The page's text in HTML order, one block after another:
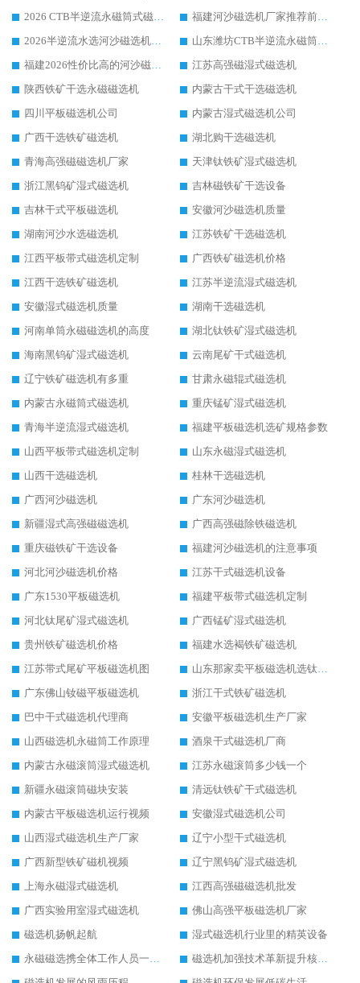
2026 CTB半逆流永磁筒式磁选机厂家如何选择，选华体会手机网页版-华体会(中国) 原因，硬核实测不踩坑指南
福建河沙磁选机厂家推荐前三，华体会手机网页版-华体会(中国) 磁选机解锁资源利用新路径
2026半逆流水选河沙磁选机生产厂家：解锁河沙分选高效新路径
山东潍坊CTB半逆流永磁筒式河沙磁选机生产厂家如何高效除铁提纯
福建2026性价比高的河沙磁选机生产厂家工作原理(通俗 + 专业双版，适配产品文案/介绍使用)
江苏高强磁湿式磁选机
陕西铁矿干选永磁磁选机
内蒙古干式干选磁选机
四川平板磁选机公司
内蒙古湿式磁选机公司
广西干选铁矿磁选机
湖北购干选磁选机
青海高强磁磁选机厂家
天津钛铁矿湿式磁选机
浙江黑钨矿湿式磁选机
吉林磁铁矿干选设备
吉林干式平板磁选机
安徽河沙磁选机质量
湖南河沙水选磁选机
江苏铁矿干选磁选机
江西平板带式磁选机定制
广西铁矿磁选机价格
江西干选铁矿磁选机
江苏半逆流湿式磁选机
安徽湿式磁选机质量
湖南干选磁选机
河南单筒永磁磁选机的高度
湖北钛铁矿湿式磁选机
海南黑钨矿湿式磁选机
云南尾矿干式磁选机
辽宁铁矿磁选机有多重
甘肃永磁辊式磁选机
内蒙古永磁筒式磁选机
重庆锰矿湿式磁选机
青海半逆流湿式磁选机
福建平板磁选机选矿规格参数
山西平板带式磁选机定制
山东永磁湿式磁选机
山西干选磁选机
桂林干选磁选机
广西河沙磁选机
广东河沙磁选机
新疆湿式高强磁磁选机
广西高强磁除铁磁选机
重庆磁铁矿干选设备
福建河沙磁选机的注意事项
河北河沙磁选机价格
江苏干式磁选机设备
广东1530平板磁选机
福建平板带式磁选机定制
河北钛尾矿湿式磁选机
广西锰矿湿式磁选机
贵州铁矿磁选机价格
福建水选褐铁矿磁选机
江苏带式尾矿平板磁选机图
山东那家卖平板磁选机选钛矿用
广东佛山钕磁平板磁选机
浙江干式铁矿磁选机
巴中干式磁选机代理商
安徽平板磁选机生产厂家
山西磁选机永磁筒工作原理
酒泉干式磁选机厂商
内蒙古永磁滚筒湿式磁选机
江苏永磁滚筒多少钱一个
新疆永磁滚筒磁块安装
清远钛铁矿干式磁选机
内蒙古平板磁选机运行视频
安徽湿式磁选机公司
山西湿式磁选机生产厂家
辽宁小型干式磁选机
广西新型铁矿磁机视频
辽宁黑钨矿湿式磁选机
上海永磁湿式磁选机
江西高强磁磁选机批发
广西实验用室湿式磁选机
佛山高强平板磁选机厂家
磁选机扬帆起航
湿式磁选机行业里的精英设备
永磁磁选携全体工作人员一起闯
磁选机加强技术革新提升核心竞争力